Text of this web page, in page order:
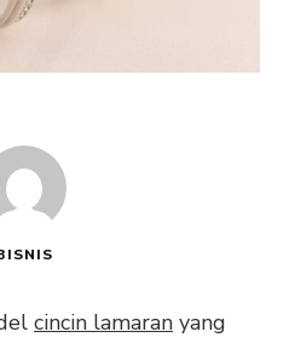
cincin lamaran yang